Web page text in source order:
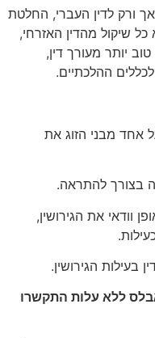
ורק לדין העברי, החלטת
שיקול מהדין האזרחי,
יותר מעורך דין,
ההלכתיים.
אחד מבני הזוג את
וודאי את הגירושין,
ללא עלות התקשרו